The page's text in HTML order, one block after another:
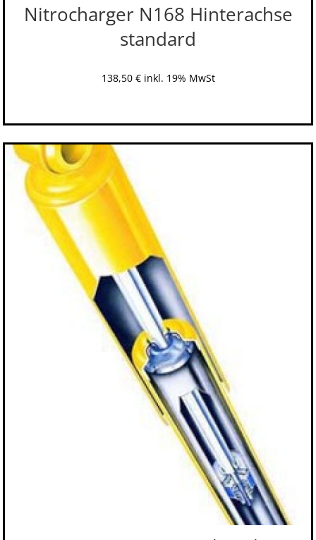
Nitrocharger N168 Hinterachse
standard
138,50 € inkl. 19% MwSt